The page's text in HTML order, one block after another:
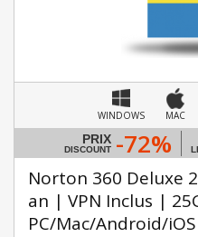
WINDOWS MAC
PRIX
DISCOUNT -72%
Norton 360 Deluxe
an | VPN Inclus |
PC/Mac/Android/